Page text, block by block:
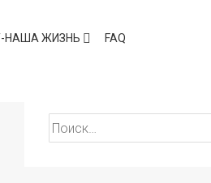
НАША ЖИЗНЬ
FAQ
Найти: